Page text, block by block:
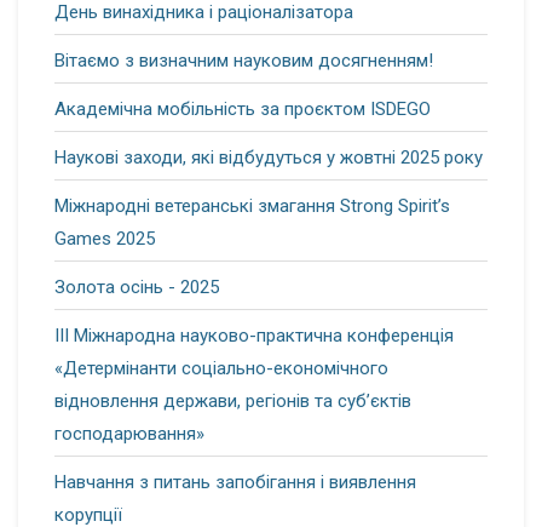
День винахідника і раціоналізатора
Вітаємо з визначним науковим досягненням!
Академічна мобільність за проєктом ISDEGO
Наукові заходи, які відбудуться у жовтні 2025 року
Міжнародні ветеранські змагання Strong Spirit’s
Games 2025
Золота осінь - 2025
ІІІ Міжнародна науково-практична конференція
«Детермінанти соціально-економічного
відновлення держави, регіонів та суб’єктів
господарювання»
Навчання з питань запобігання і виявлення
корупції